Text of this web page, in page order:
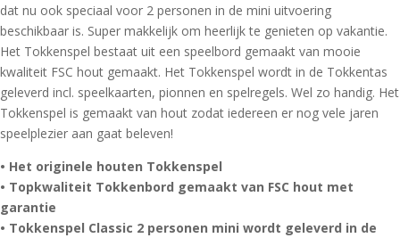
dat nu ook speciaal voor 2 personen in de mini uitvoering
beschikbaar is. Super makkelijk om heerlijk te genieten op vakantie.
Het Tokkenspel bestaat uit een speelbord gemaakt van mooie
kwaliteit FSC hout gemaakt. Het Tokkenspel wordt in de Tokkentas
geleverd incl. speelkaarten, pionnen en spelregels. Wel zo handig. Het
Tokkenspel is gemaakt van hout zodat iedereen er nog vele jaren
speelplezier aan gaat beleven!
• Het originele houten Tokkenspel
• Topkwaliteit Tokkenbord gemaakt van FSC hout met
garantie
• Tokkenspel Classic 2 personen mini wordt geleverd in de